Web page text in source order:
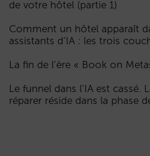
de votre hôtel (partie 1)
Comment un hôtel apparaît
assistants d’IA : les trois
La fin de l’ère « Book on
Le funnel dans l’IA est cassé.
réparer réside dans la phase